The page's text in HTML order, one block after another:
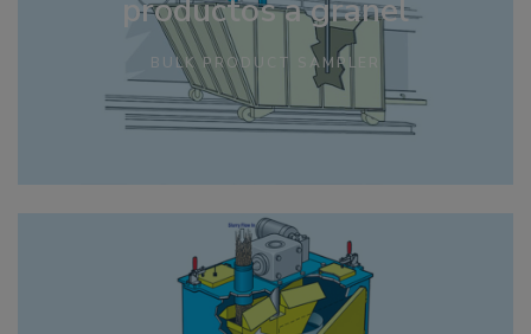
productos a granel
BULK PRODUCT SAMPLER